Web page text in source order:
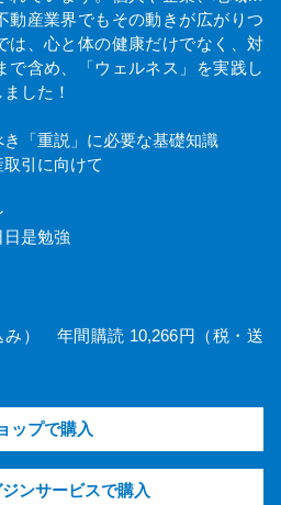
動産業界でもその動きが広がりつ
は、心と体の健康だけでなく、対
で含め、「ウェルネス」を実践し
した！
き「重説」に必要な基礎知識
取引に向けて
是勉強
み） 年間購読 10,266円（税・送
ップで購入
ンサービスで購入